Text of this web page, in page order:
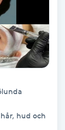
hud och